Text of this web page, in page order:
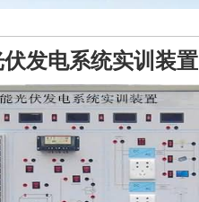
发电系统实训装置